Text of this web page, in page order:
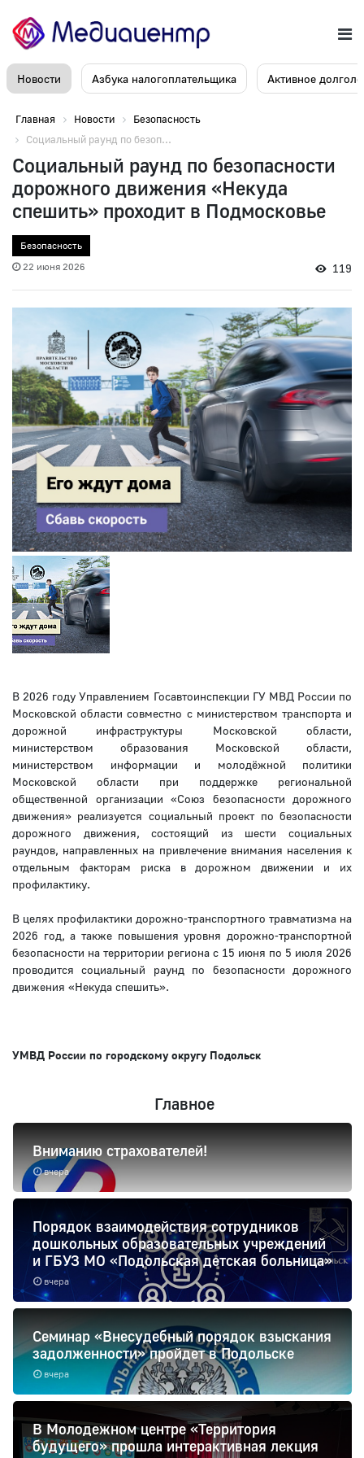
Новости Азбука налогоплательщика Активное
Главная Новости
Безопасность
Социальный раунд по безоп...
Социальный раунд по безопасности
дорожного движения «Некуда
спешить» проходит в Подмосковье
Безопасность
22 июня 2026
119
В 2026 году Управлением Госавтоинспекции ГУ МВД России по
Московской области совместно с министерством транспорта и
дорожной инфраструктуры Московской области,
министерством образования Московской области,
министерством информации и молодёжной политики
Московской области при поддержке региональной
общественной организации «Союз безопасности дорожного
движения» реализуется социальный проект по безопасности
дорожного движения, состоящий из шести социальных
раундов, направленных на привлечение внимания населения к
отдельным факторам риска в дорожном движении и их
профилактику.
В целях профилактики дорожно-транспортного травматизма на
2026 год, а также повышения уровня дорожно-транспортной
безопасности на территории региона с 15 июня по 5 июля 2026
проводится социальный раунд по безопасности дорожного
движения «Некуда спешить».
УМВД России по городскому округу Подольск
Главное
вчера
Вниманию страхователей!
вчера
Порядок взаимодействия сотрудников
дошкольных образовательных учреждений
и ГБУЗ МО «Подольская детская больница»
вчера
Семинар «Внесудебный порядок взыскания
задолженности» пройдет в Подольске
В Молодежном центре «Территория
будущего» прошла интерактивная лекция